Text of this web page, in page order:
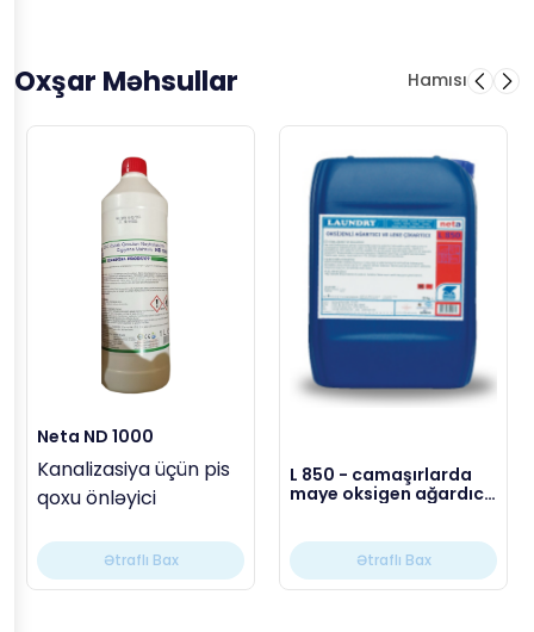
Oxşar Məhsullar Hamısı
Neta ND 1000
Kanalizasiya üçün pis
qoxu önləyici
Ətraflı Bax
L 850 - camaşırlarda
maye oksigen ağardıcı,
Ətraflı Bax